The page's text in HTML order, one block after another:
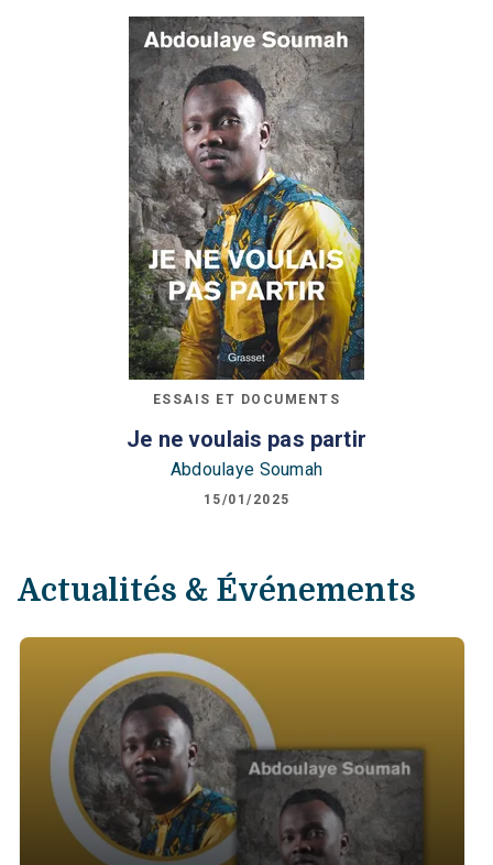
ESSAIS ET DOCUMENTS
Je ne voulais pas partir
Abdoulaye Soumah
15/01/2025
Actualités & Événements